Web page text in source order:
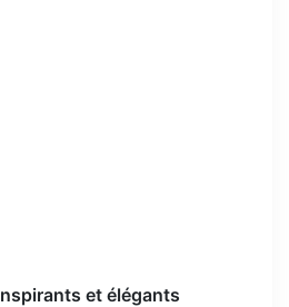
et élégants